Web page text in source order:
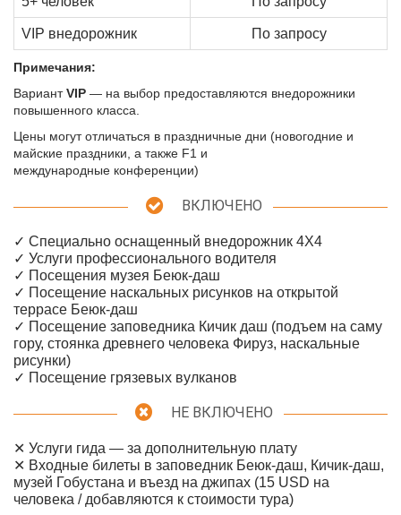
VIP внедорожник По запросу
Примечания:
ВариантVIP — на выбор предоставляются внедорожники
повышенного класса.
Цены могут отличаться в праздничные дни (новогодние и
майские праздники, а также F1 и
международные конференции)
ВКЛЮЧЕНО
✓ Специально оснащенный внедорожник 4Х4
✓ Услуги профессионального водителя
✓ Посещения музея Беюк-даш
✓ Посещение наскальных рисунков на открытой
террасе Беюк-даш
✓ Посещение заповедника Кичик даш (подъем на саму
гору, стоянка древнего человека Фируз, наскальные
рисунки)
✓ Посещение грязевых вулканов
НЕ ВКЛЮЧЕНО
✕ Услуги гида — за дополнительную плату
✕ Входные билеты в заповедник Беюк-даш, Кичик-даш,
музей Гобустана и въезд на джипах (15 USD на
человека / добавляются к стоимости тура)